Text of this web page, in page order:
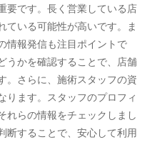
要です。長く営業している店
ている可能性が高いです。ま
情報発信も注目ポイントで
うかを確認することで、店舗
。さらに、施術スタッフの資
ります。スタッフのプロフィ
れらの情報をチェックしまし
断することで、安心して利用